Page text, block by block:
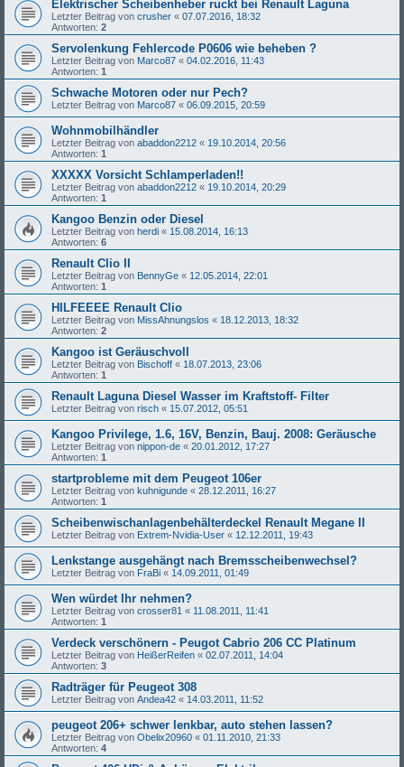
Elektrischer Scheibenheber ruckt bei Renault Laguna
Letzter Beitrag von crusher « 07.07.2016, 18:32
Antworten: 2
Servolenkung Fehlercode P0606 wie beheben ?
Letzter Beitrag von Marco87 « 04.02.2016, 11:43
Antworten: 1
Schwache Motoren oder nur Pech?
Letzter Beitrag von Marco87 « 06.09.2015, 20:59
Wohnmobilhändler
Letzter Beitrag von abaddon2212 « 19.10.2014, 20:56
Antworten: 1
XXXXX Vorsicht Schlamperladen!!
Letzter Beitrag von abaddon2212 « 19.10.2014, 20:29
Antworten: 1
Kangoo Benzin oder Diesel
Letzter Beitrag von herdi « 15.08.2014, 16:13
Antworten: 6
Renault Clio II
Letzter Beitrag von BennyGe « 12.05.2014, 22:01
Antworten: 1
HILFEEEE Renault Clio
Letzter Beitrag von MissAhnungslos « 18.12.2013, 18:32
Antworten: 2
Kangoo ist Geräuschvoll
Letzter Beitrag von Bischoff « 18.07.2013, 23:06
Antworten: 1
Renault Laguna Diesel Wasser im Kraftstoff- Filter
Letzter Beitrag von risch « 15.07.2012, 05:51
Kangoo Privilege, 1.6, 16V, Benzin, Bauj. 2008: Geräusche
Letzter Beitrag von nippon-de « 20.01.2012, 17:27
Antworten: 1
startprobleme mit dem Peugeot 106er
Letzter Beitrag von kuhnigunde « 28.12.2011, 16:27
Antworten: 1
Scheibenwischanlagenbehälterdeckel Renault Megane II
Letzter Beitrag von Extrem-Nvidia-User « 12.12.2011, 19:43
Lenkstange ausgehängt nach Bremsscheibenwechsel?
Letzter Beitrag von FraBi « 14.09.2011, 01:49
Wen würdet Ihr nehmen?
Letzter Beitrag von crosser81 « 11.08.2011, 11:41
Antworten: 1
Verdeck verschönern - Peugot Cabrio 206 CC Platinum
Letzter Beitrag von HeißerReifen « 02.07.2011, 14:04
Antworten: 3
Radträger für Peugeot 308
Letzter Beitrag von Andea42 « 14.03.2011, 11:52
peugeot 206+ schwer lenkbar, auto stehen lassen?
Letzter Beitrag von Obelix20960 « 01.11.2010, 21:33
Antworten: 4